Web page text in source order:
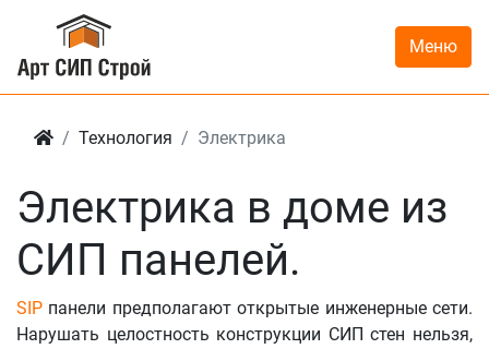
Меню
Технология Электрика
Электрика в доме из
СИП панелей.
SIP панели предполагают открытые инженерные сети.
Нарушать целостность конструкции СИП стен нельзя,